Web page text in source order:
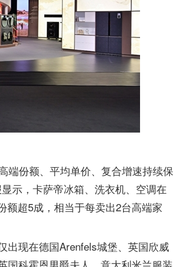
端份额、平均单价、复合增速持续保
示，卡萨帝冰箱、洗衣机、空调在
额超5成，相当于每卖出2台高端家
出现在德国Arenfels城堡、英国欣威